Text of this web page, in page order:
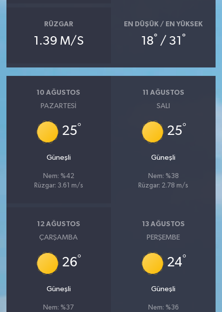
RÜZGAR
1.39 M/S
EN DÜŞÜK / EN YÜKSEK
18° / 31 °
10 AĞUSTOS
PAZARTESI
25°
Güneşli
Nem: %42
Rüzgar: 3.61 m/s
11 AĞUSTOS
SALI
25°
Güneşli
Nem: %38
Rüzgar: 2.78 m/s
12 AĞUSTOS
ÇARŞAMBA
26°
Güneşli
Nem: %37
13 AĞUSTOS
PERŞEMBE
24°
Güneşli
Nem: %36